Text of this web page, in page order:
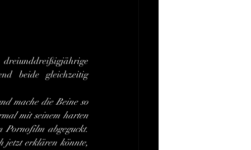
beide gleichzeitig
mache die Beine so
mit seinem harten
Pornofilm abgeguckt.
jetzt erklären könnte,